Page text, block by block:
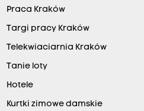
Praca Kraków
Targi pracy Kraków
Telekwiaciarnia Kraków
Tanie loty
Hotele
Kurtki zimowe damskie